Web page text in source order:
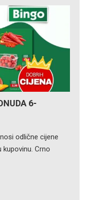
6-
odlične cijene
Crno